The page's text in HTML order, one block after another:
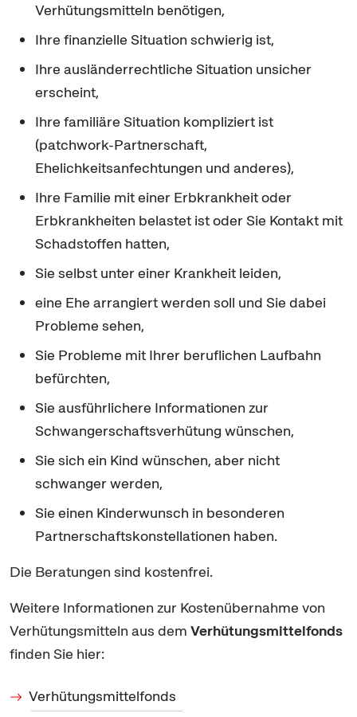
Verhütungsmitteln benötigen,
Ihre finanzielle Situation schwierig ist,
Ihre ausländerrechtliche Situation unsicher
erscheint,
Ihre familiäre Situation kompliziert ist
(patchwork-Partnerschaft,
Ehelichkeitsanfechtungen und anderes),
Ihre Familie mit einer Erbkrankheit oder
Erbkrankheiten belastet ist oder Sie Kontakt mit
Schadstoffen hatten,
Sie selbst unter einer Krankheit leiden,
eine Ehe arrangiert werden soll und Sie dabei
Probleme sehen,
Sie Probleme mit Ihrer beruflichen Laufbahn
befürchten,
Sie ausführlichere Informationen zur
Schwangerschaftsverhütung wünschen,
Sie sich ein Kind wünschen, aber nicht
schwanger werden,
Sie einen Kinderwunsch in besonderen
Partnerschaftskonstellationen haben.
Die Beratungen sind kostenfrei.
Weitere Informationen zur Kostenübernahme von
Verhütungsmitteln aus dem Verhütungsmittelfonds
finden Sie hier:
Verhütungsmittelfonds